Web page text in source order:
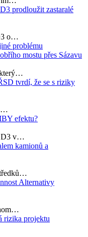
prodloužit zastaralé
o…
problému
mostu přes Sázavu
který…
tvrdí, že se s riziky
efektu?
D3 v…
kamionů a
Alternativy
rizika projektu